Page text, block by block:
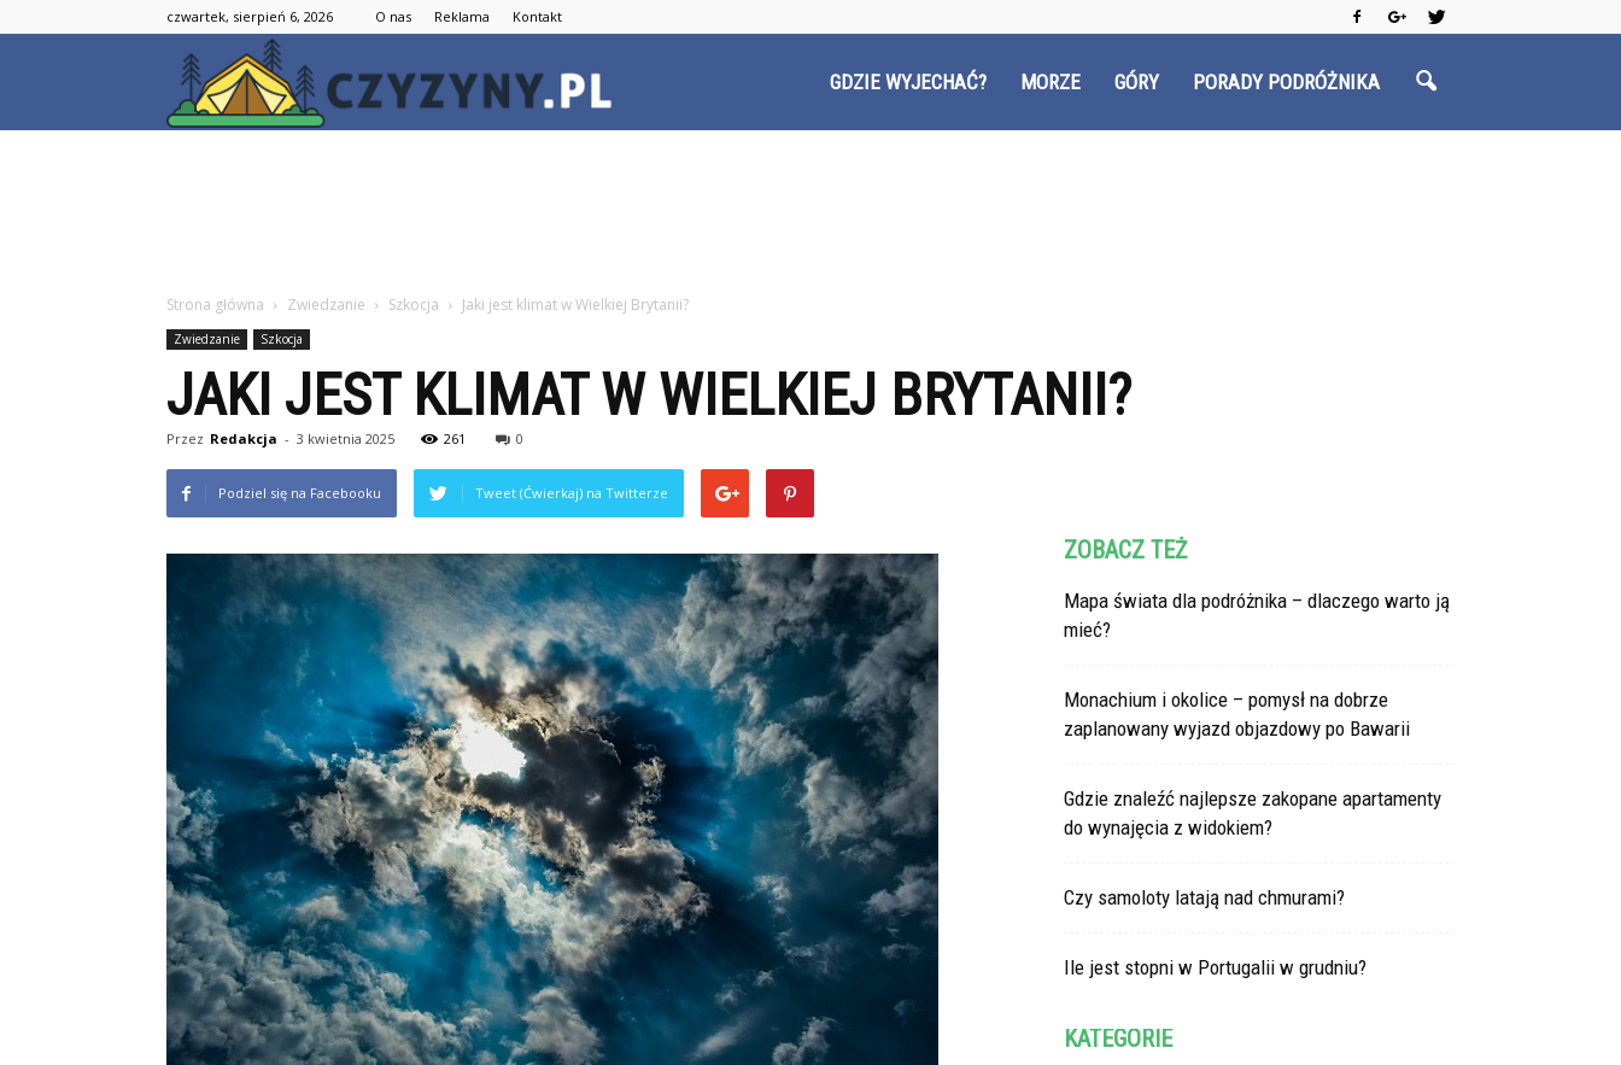
czwartek, sierpień 6, 2026 O nas Reklama Kontakt
GDZIE WYJECHAĆ? MORZE GÓRY PORADY PODRÓŻNIKA
Strona główna Zwiedzanie Szkocja Jaki jest klimat w Wielkiej Brytanii?
Zwiedzanie Szkocja
JAKI JEST KLIMAT W WIELKIEJ BRYTANII?
Przez Redakcja - 3 kwietnia 2025 261 0
Podziel się na Facebooku Tweet (Ćwierkaj) na Twitterze
ZOBACZ TEŻ
Mapa świata dla podróżnika – dlaczego warto ją
mieć?
Monachium i okolice – pomysł na dobrze
zaplanowany wyjazd objazdowy po Bawarii
Gdzie znaleźć najlepsze zakopane apartamenty
do wynajęcia z widokiem?
Czy samoloty latają nad chmurami?
Ile jest stopni w Portugalii w grudniu?
KATEGORIE